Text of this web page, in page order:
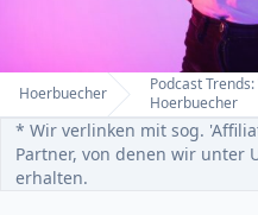
Home
Hoerbuecher
Podcast Trends: Was Uns In Deutschland Erwartet
Hoerbuecher
* Wir verlinken mit sog.
Partner, von denen wir unter
erhalten.